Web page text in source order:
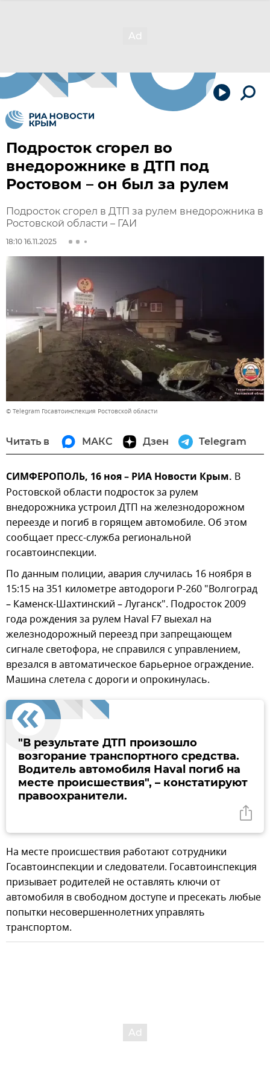
Подросток сгорел во
внедорожнике в ДТП под
Ростовом – он был за рулем
Подросток сгорел в ДТП за рулем внедорожника в
Ростовской области – ГАИ
18:10 16.11.2025
© Telegram Госавтоинспекция Ростовской области
Читать в МАКС Дзен Telegram
СИМФЕРОПОЛЬ, 16 ноя – РИА Новости Крым. В
Ростовской области подросток за рулем
внедорожника устроил ДТП на железнодорожном
переезде и погиб в горящем автомобиле. Об этом
сообщает пресс-служба региональной
госавтоинспекции.
По данным полиции, авария случилась 16 ноября в
15:15 на 351 километре автодороги Р-260 "Волгоград
– Каменск-Шахтинский – Луганск". Подросток 2009
года рождения за рулем Haval F7 выехал на
железнодорожный переезд при запрещающем
сигнале светофора, не справился с управлением,
врезался в автоматическое барьерное ограждение.
Машина слетела с дороги и опрокинулась.
"В результате ДТП произошло
возгорание транспортного средства.
Водитель автомобиля Haval погиб на
месте происшествия", – констатируют
правоохранители.
На месте происшествия работают сотрудники
Госавтоинспекции и следователи. Госавтоинспекция
призывает родителей не оставлять ключи от
автомобиля в свободном доступе и пресекать любые
попытки несовершеннолетних управлять
транспортом.